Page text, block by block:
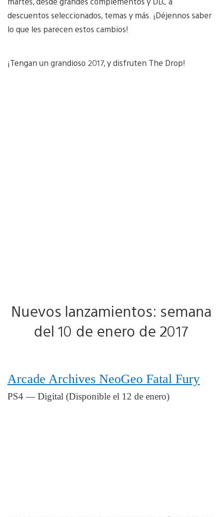
descuentos seleccionados, temas y más. ¡Déjennos saber
lo que les parecen estos cambios!
¡Tengan un grandioso 2017, y disfruten The Drop!
Nuevos lanzamientos: semana
del 10 de enero de 2017
Arcade Archives NeoGeo Fatal Fury
PS4 — Digital (Disponible el 12 de enero)